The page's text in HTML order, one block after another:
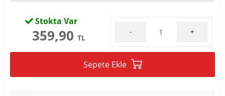
Stokta Var
359,90 TL
- +
Sepete Ekle